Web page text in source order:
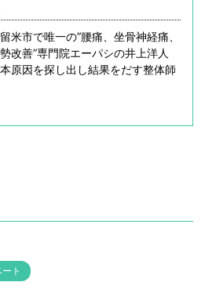
米市で唯一の”腰痛、坐骨神経痛、
改善”専門院エーパシの井上洋人
原因を探し出し結果をだす整体師
ト